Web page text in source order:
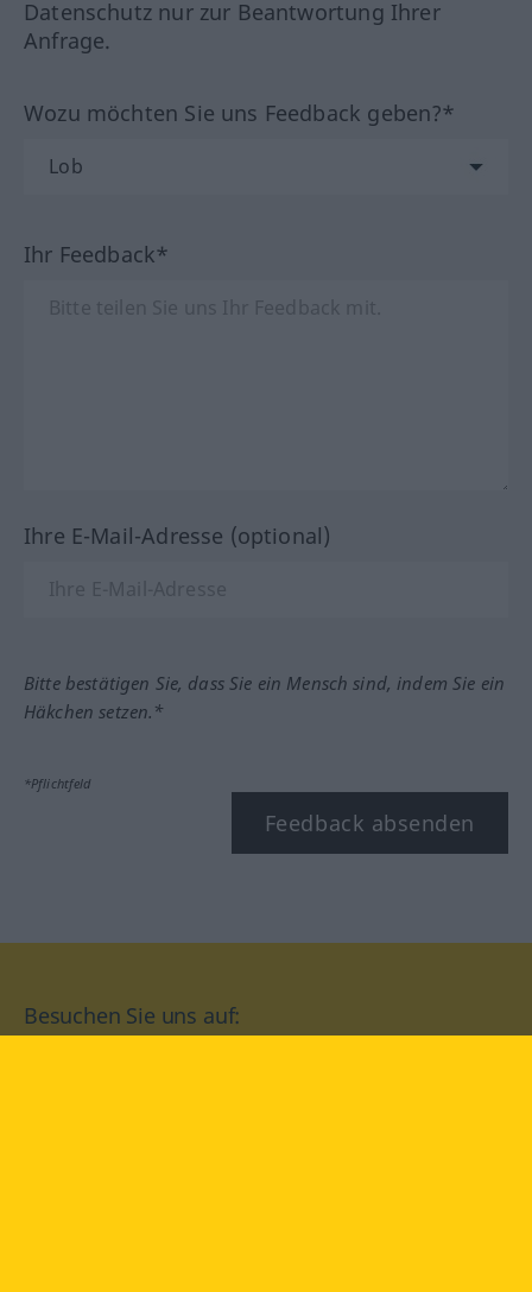
Datenschutz nur zur Beantwortung Ihrer
Anfrage.
Wozu möchten Sie uns Feedback geben?*
Ihr Feedback*
Ihre E-Mail-Adresse (optional)
Bitte bestätigen Sie, dass Sie ein Mensch sind, indem Sie ein
Häkchen setzen.*
*Pflichtfeld
Feedback absenden
Besuchen Sie uns auf: